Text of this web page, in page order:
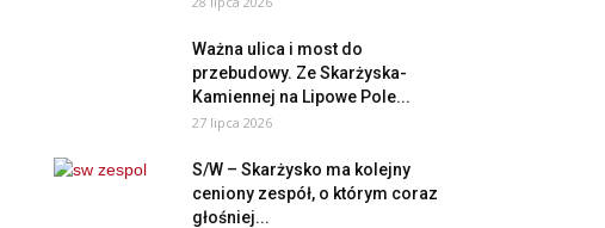
Ważna ulica i most do
przebudowy. Ze Skarżyska-
Kamiennej na Lipowe Pole...
27 lipca 2026
S/W – Skarżysko ma kolejny
ceniony zespół, o którym coraz
głośniej...